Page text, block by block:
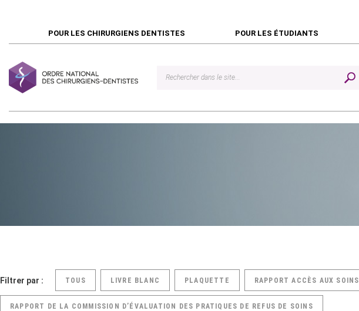
POUR LES CHIRURGIENS DENTISTES POUR LES ÉTUDIANTS
Filtrer par : TOUS LIVRE BLANC PLAQUETTE RAPPORT ACCÈS AUX SOINS
RAPPORT DE LA COMMISSION D’ÉVALUATION DES PRATIQUES DE REFUS DE SOINS